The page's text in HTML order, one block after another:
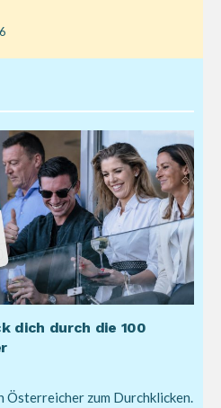
dich durch die 100
Österreicher zum Durchklicken.